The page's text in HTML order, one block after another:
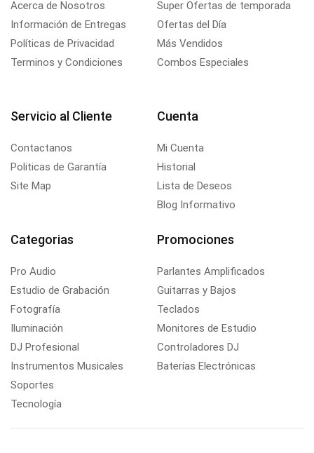
Acerca de Nosotros
Información de Entregas
Políticas de Privacidad
Terminos y Condiciones
Super Ofertas de temporada
Ofertas del Día
Más Vendidos
Combos Especiales
Servicio al Cliente
Contactanos
Politicas de Garantía
Site Map
Cuenta
Mi Cuenta
Historial
Lista de Deseos
Blog Informativo
Categorias
Pro Audio
Estudio de Grabación
Fotografía
Iluminación
DJ Profesional
Instrumentos Musicales
Soportes
Tecnología
Promociones
Parlantes Amplificados
Guitarras y Bajos
Teclados
Monitores de Estudio
Controladores DJ
Baterías Electrónicas